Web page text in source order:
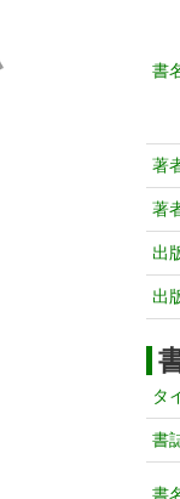
書
著
著
出
出
タ
書
書